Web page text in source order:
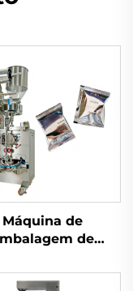
Máquina de
de
Uso Duplo